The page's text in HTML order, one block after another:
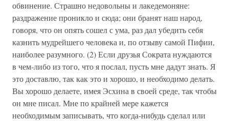
обвинение. Страшно недовольны и лакедемоняне:
раздражение проникло и сюда; они бранят наш народ,
говоря, что он опять сошел с ума, раз дал убедить себя
казнить мудрейшего человека и, по отзыву самой Пифии,
наиболее разумного. (2) Если друзья Сократа нуждаются
в чем-либо из того, что я послал, пусть мне дадут знать. Я
это доставлю, так как это и хорошо, и необходимо делать.
Вы хорошо делаете, имея Эсхина в своей среде, так чтобы
он мне писал. Мне по крайней мере кажется
необходимым записывать, что когда-нибудь сделал или